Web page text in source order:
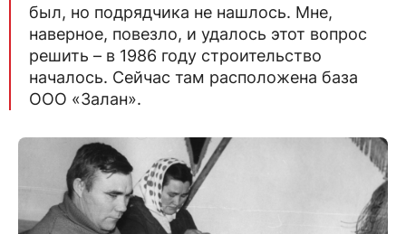
был, но подрядчика не нашлось. Мне,
наверное, повезло, и удалось этот вопрос
решить – в 1986 году строительство
началось. Сейчас там расположена база
ООО «Залан».